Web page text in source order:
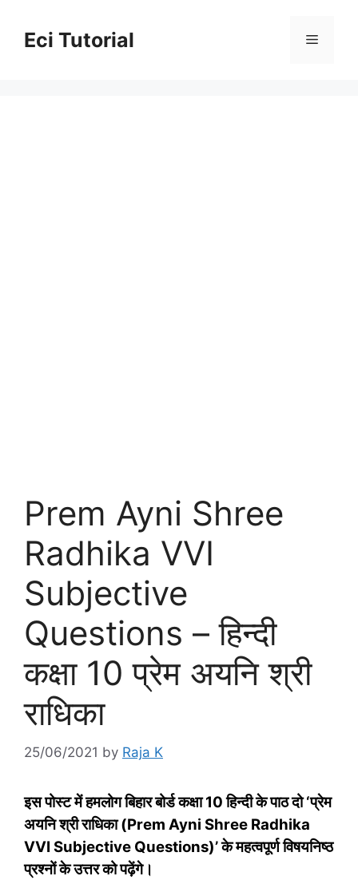
contentEci Tutorial Menu
Prem Ayni Shree
Radhika VVI
Subjective
Questions – हिन्‍दी
कक्षा 10 प्रेम अयनि श्री
राधिका
25/06/2021 by Raja K
इस पोस्‍ट में हमलोग बिहार बोर्ड कक्षा 10 हिन्‍दी के पाठ दो ‘प्रेम
अयनि श्री राधिका (Prem Ayni Shree Radhika
VVI Subjective Questions)’ के महत्‍वपूर्ण विषयनिष्‍ठ
प्रश्‍नों के उत्तर को पढ़ेंगे।